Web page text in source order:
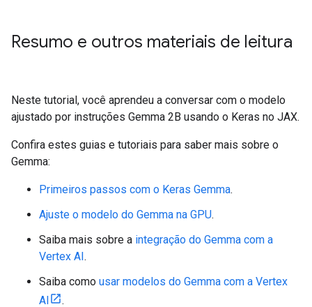
        primes[j] = False
return [i for i, is_prime in enumerate(primes)
```
1. **Initialization:**
- `primes[0] = primes[1] = False`: Sets 0 and
2. **Iteration:**
   - `if primes[i]:`: If `i` is marked as prime:
- `for j in range(i * i, n + 1, i):`: Marks
3. **Result:**
- `return [i for i, is_prime in
Resumo e outros materiais de leitura
Neste tutorial, você aprendeu a conversar com o modelo
ajustado por instruções Gemma 2B usando o Keras no JAX.
Confira estes guias e tutoriais para saber mais sobre o
Gemma:
Primeiros passos com o Keras Gemma.
Ajuste o modelo do Gemma na GPU.
Saiba mais sobre a integração do Gemma com a
Vertex AI.
Saiba como usar modelos do Gemma com a Vertex
AI
.